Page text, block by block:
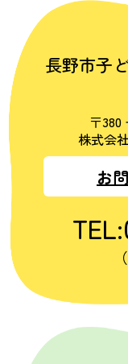
長野市子
〒
株式会
お